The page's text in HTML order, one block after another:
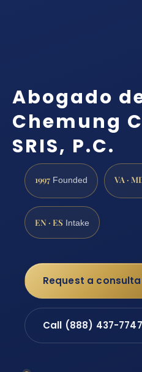
Abogado
Chemung
SRIS, P.C.
1997 Founded VA ·
EN · ES Intake
Request a
Call (888) 437-7747